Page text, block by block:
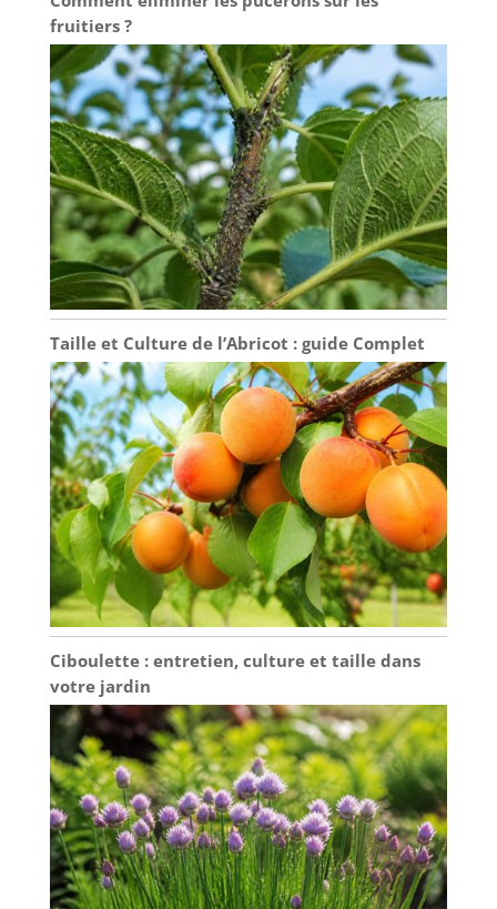
fruitiers ?
Taille et Culture de l’Abricot : guide Complet
Ciboulette : entretien, culture et taille dans
votre jardin